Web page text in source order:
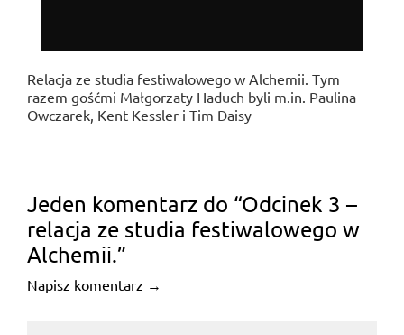
Relacja ze studia festiwalowego w Alchemii. Tym
razem gośćmi Małgorzaty Haduch byli m.in. Paulina
Owczarek, Kent Kessler i Tim Daisy
Jeden komentarz do “Odcinek 3 –
relacja ze studia festiwalowego w
Alchemii.”
Napisz komentarz →